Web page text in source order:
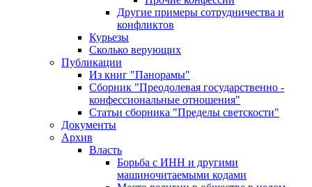
Другие примеры сотрудничества и
конфликтов
Курьезы
Сколько верующих
Публикации
Из книг "Панорамы"
Сборник "Преодолевая государственно -
конфессиональные отношения"
Статьи сборника "Пределы светскости"
Документы
Архив
Власть
Борьба с ИНН и другими
машиночитаемыми кодами